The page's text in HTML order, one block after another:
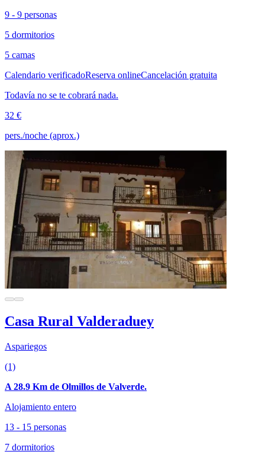
9 - 9 personas
5 dormitorios
5 camas
Calendario verificadoReserva onlineCancelación gratuita
Todavía no se te cobrará nada.
32 €
pers./noche (aprox.)
Casa Rural Valderaduey
Aspariegos
(1)
A 28.9 Km de Olmillos de Valverde.
Alojamiento entero
13 - 15 personas
7 dormitorios